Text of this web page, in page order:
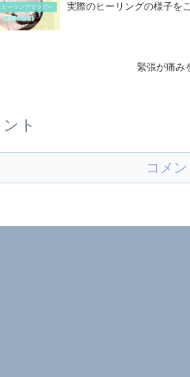
実際のヒーリングの様子を
緊張が痛み
ト
コメ